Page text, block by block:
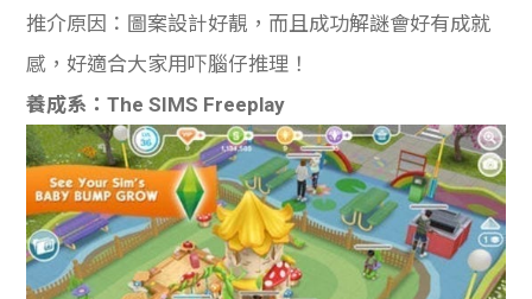
推介原因：圖案設計好靚，而且成功解謎會好有成就
感，好適合大家用吓腦仔推理！
養成系：The SIMS Freeplay